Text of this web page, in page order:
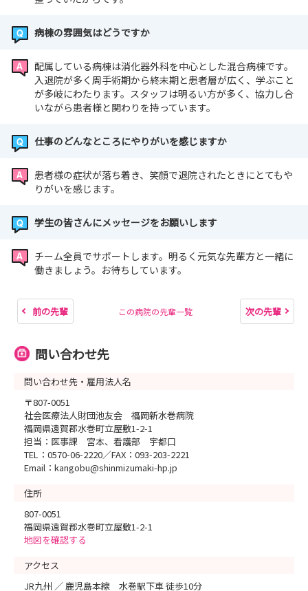
病棟の雰囲気はどうですか
配属している病棟は消化器外科を中心とした混合病棟です。
入退院が多く周手術期から終末期と患者層が広く、学ぶこと
が多岐にわたります。スタッフは明るい方が多く、協力し合
いながら患者様と関わりを持っています。
仕事のどんなところにやりがいを感じますか
患者様の症状が落ち着き、笑顔で退院されたときにとてもや
りがいを感じます。
学生の皆さんにメッセージをお願いします
チーム全員でサポートします。明るく元気な先輩方と一緒に
働きましょう。お待ちしています。
前の先輩 この病院の先輩一覧 次の先輩
問い合わせ先
問い合わせ先・雇用法人名
〒807-0051
社会医療法人財団池友会 福岡新水巻病院
福岡県遠賀郡水巻町立屋敷1-2-1
担当：医事課 宮本、看護部 宇都口
TEL：0570-06-2220／FAX：093-203-2221
Email：kangobu@shinmizumaki-hp.jp
住所
807-0051
福岡県遠賀郡水巻町立屋敷1-2-1
地図を確認する
アクセス
JR九州 ／ 鹿児島本線 水巻駅下車 徒歩10分